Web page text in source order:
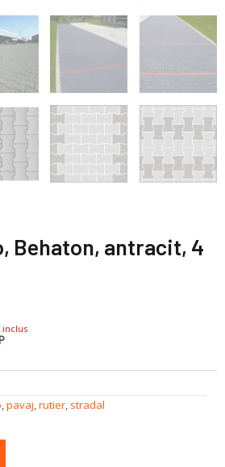
Behaton, antracit, 4
inclus
,pavaj,rutier, stradal